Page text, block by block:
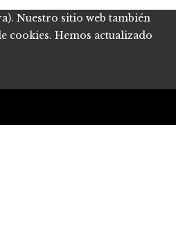
Nuestro sitio web también
cookies. Hemos actualizado